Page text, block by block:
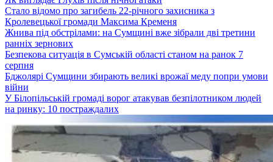
Стало відомо про загибель 22-річного захисника з
Кролевецької громади Максима Кременя
Жнива під обстрілами: на Сумщині вже зібрали дві третини
ранніх зернових
Безпекова ситуація в Сумській області станом на ранок 7
серпня
Бджолярі Сумщини збирають великі врожаї меду попри умови
війни
У Білопільській громаді ворог атакував безпілотником людей
на ринку: 10 постраждалих